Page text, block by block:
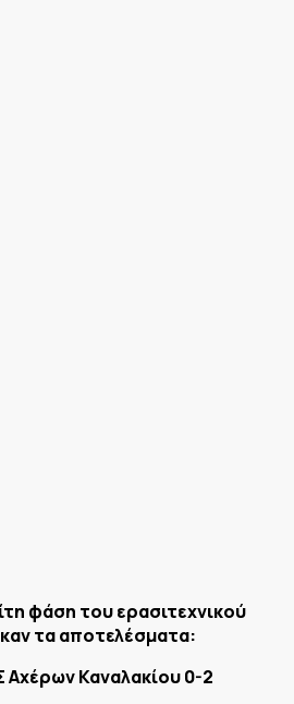
φάση του ερασιτεχνικού
τα αποτελέσματα:
Αχέρων Καναλακίου 0-2